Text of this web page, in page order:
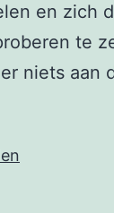
en zich
te
niets aan